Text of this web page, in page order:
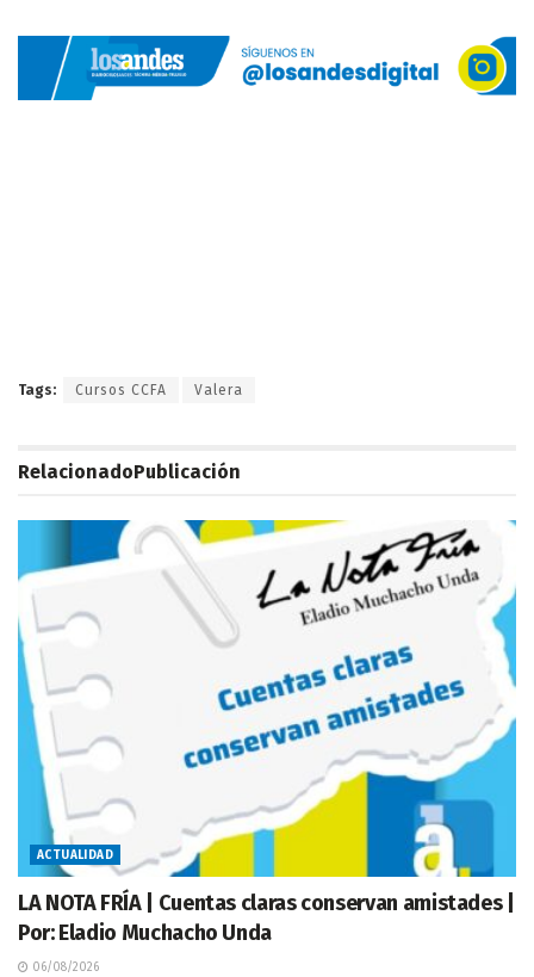
Tags: Cursos CCFA Valera
RelacionadoPublicación
ACTUALIDAD
LA NOTA FRÍA | Cuentas claras conservan amistades |
Por: Eladio Muchacho Unda
06/08/2026